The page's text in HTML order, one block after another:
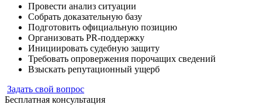
Провести анализ ситуации
Собрать доказательную базу
Подготовить официальную позицию
Организовать PR-поддержку
Инициировать судебную защиту
Требовать опровержения порочащих сведений
Взыскать репутационный ущерб
Задать свой вопрос
Бесплатная консультация